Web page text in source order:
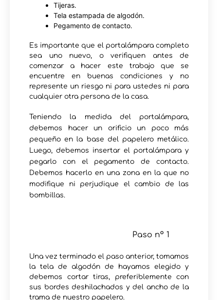
Tijeras.
Tela estampada de algodón.
Pegamento de contacto.
Es importante que el portalámpara completo
sea uno nuevo, o verifiquen antes de
comenzar a hacer este trabajo que se
encuentre en buenas condiciones y no
represente un riesgo ni para ustedes ni para
cualquier otra persona de la casa.
Teniendo la medida del portalámpara,
debemos hacer un orificio un poco más
pequeño en la base del papelero metálico.
Luego, debemos insertar el portalámpara y
pegarlo con el pegamento de contacto.
Debemos hacerlo en una zona en la que no
modifique ni perjudique el cambio de las
bombillas.
Paso nº 1
Una vez terminado el paso anterior, tomamos
la tela de algodón de hayamos elegido y
debemos cortar tiras, preferiblemente con
sus bordes deshilachados y del ancho de la
trama de nuestro papelero.